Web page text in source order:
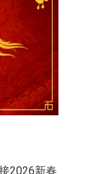
2026新春